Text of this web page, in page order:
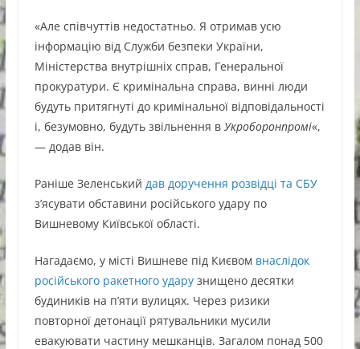
«Але співчуттів недостатньо. Я отримав усю
інформацію від Служби безпеки України,
Міністерства внутрішніх справ, Генеральної
прокуратури. Є кримінальна справа, винні люди
будуть притягнуті до кримінальної відповідальності
і, безумовно, будуть звільнення в Укроборонпромі«,
— додав він.
Раніше Зеленський дав доручення розвідці та СБУ
з’ясувати обставини російського удару по
Вишневому Київської області.
Нагадаємо, у місті Вишневе під Києвом внаслідок
російського ракетного ударузнищено десятки
будиників на п’яти вулицях. Через ризики
повторної детонації рятувальники мусили
евакуювати частину мешканців. Загалом понад 500